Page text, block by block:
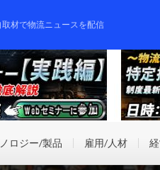
材で物流ニュースを配信
ロジー/製品 雇用/人材